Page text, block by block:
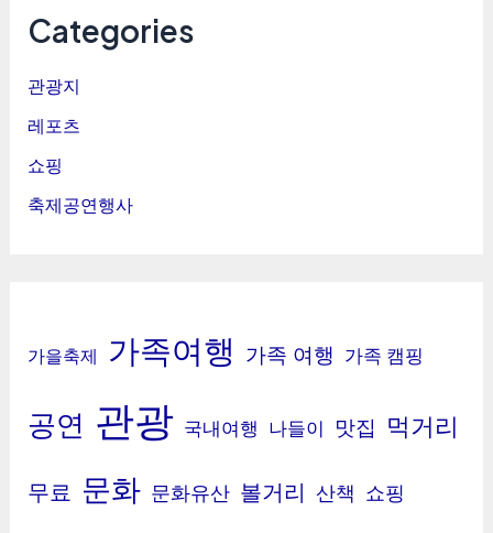
Categories
관광지
레포츠
쇼핑
축제공연행사
가을축제 가족여행 가족 여행 가족 캠핑
공연 관광 국내여행 나들이 맛집 먹거리
무료 문화 문화유산 볼거리 산책 쇼핑